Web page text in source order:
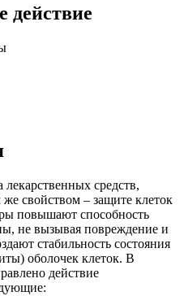
действие
средств,
свойством – защите клеток
повышают способность
не вызывая повреждение и
стабильность состояния
оболочек клеток. В
действие